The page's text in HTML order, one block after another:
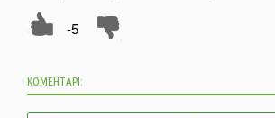
-5
КОМЕНТАРІ: